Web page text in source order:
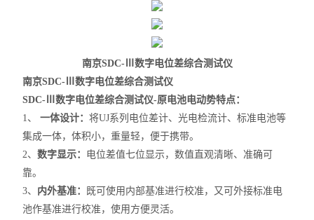
南京SDC-Ⅲ数字电位差综合测试仪
南京SDC-Ⅲ数字电位差综合测试仪
SDC-Ⅲ数字电位差综合测试仪-原电池电动势特点：
1、一体设计：将UJ系列电位差计、光电检流计、标准电池等
集成一体，体积小，重量轻，便于携带。
2、数字显示： 电位差值七位显示，数值直观清晰、准确可
靠。
3、 内外基准：
既可使用内部基准进行校准，又可外接标准电
池作基准进行校准，使用方便灵活。